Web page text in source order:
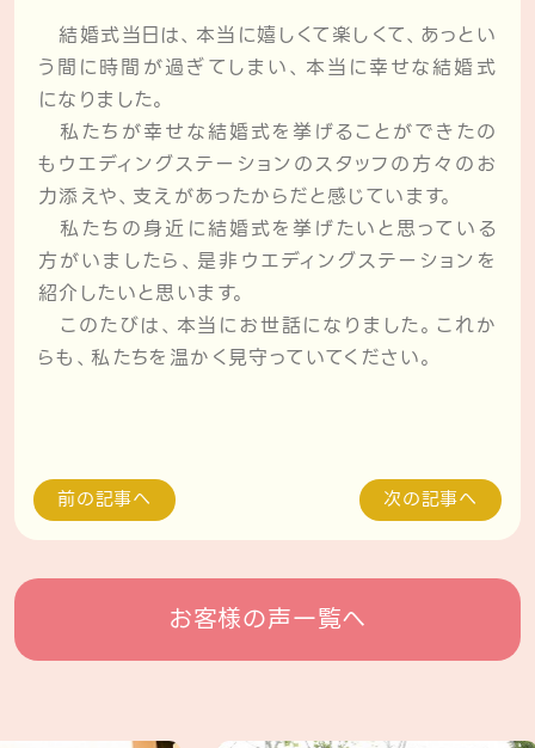
結婚式当日は、本当に嬉しくて楽しくて、あっとい
う間に時間が過ぎてしまい、本当に幸せな結婚式
になりました。
私たちが幸せな結婚式を挙げることができたの
もウエディングステーションのスタッフの方々のお
力添えや、支えがあったからだと感じています。
私たちの身近に結婚式を挙げたいと思っている
方がいましたら、是非ウエディングステーションを
紹介したいと思います。
このたびは、本当にお世話になりました。これか
らも、私たちを温かく見守っていてください。
前の記事へ 次の記事へ
お客様の声一覧へ